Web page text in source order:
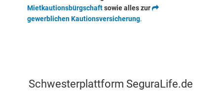
Mietkautionsbürgschaftsowie alles zur
gewerblichen Kautionsversicherung.
Schwesterplattform SeguraLife.de